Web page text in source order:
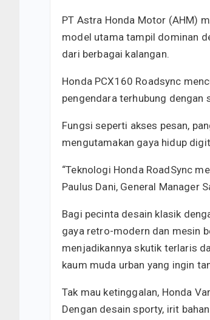
PT Astra Honda Motor (AHM)
model utama tampil dominan
dari berbagai kalangan.
Honda PCX160 Roadsync
pengendara terhubung dengan
Fungsi seperti akses pesan,
mengutamakan gaya hidup
“Teknologi Honda RoadSync
Paulus Dani, General Manager
Bagi pecinta desain klasik
gaya retro-modern dan mesin
menjadikannya skutik terlaris
kaum muda urban yang ingin
Tak mau ketinggalan, Honda
Dengan desain sporty, irit